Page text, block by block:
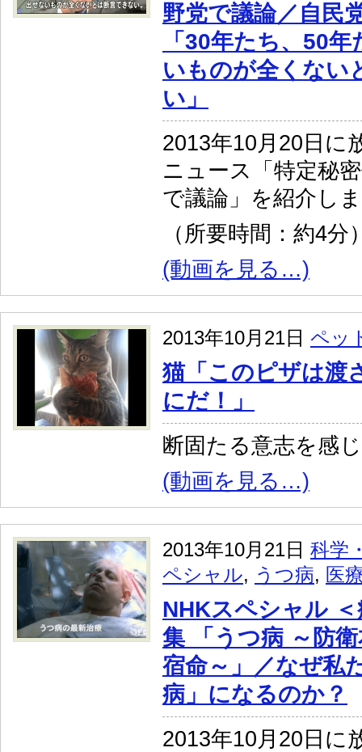
野党で議論／自民
「30年たち、50
いものが全くない
い」
2013年10月20日に
ニュース「特定秘
で議論」を紹介し
（所要時間：約4分
(動画を見る…)
2013年10月21日 ペッ
猫「このピザは渡
にだ！」
断固たる意志を感
(動画を見る…)
2013年10月21日 科学
ペシャル, うつ病, 医
NHKスペシャル
集 「うつ病 ～防
宿命～」／なぜ私
病」になるのか？
2013年10月20日に